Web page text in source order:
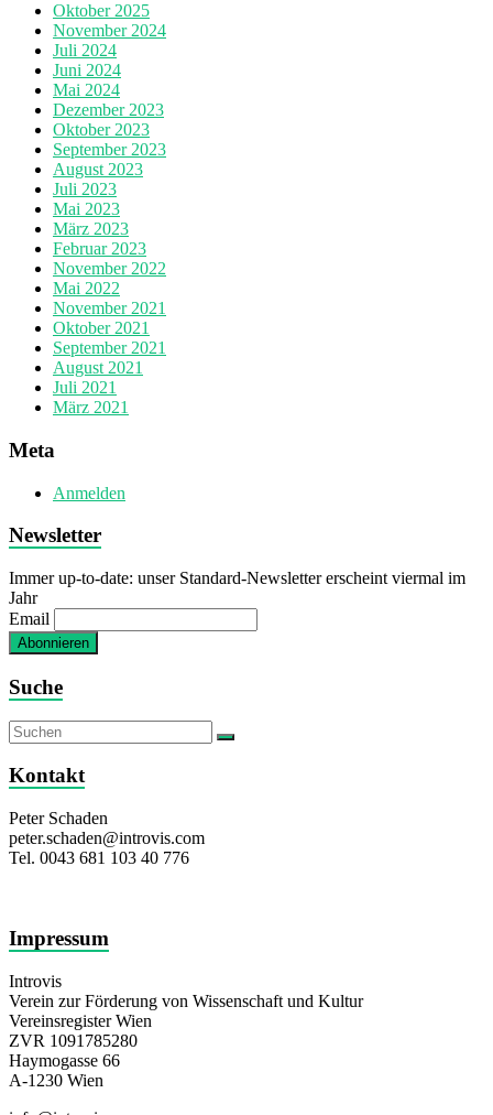
Oktober 2025
November 2024
Juli 2024
Juni 2024
Mai 2024
Dezember 2023
Oktober 2023
September 2023
August 2023
Juli 2023
Mai 2023
März 2023
Februar 2023
November 2022
Mai 2022
November 2021
Oktober 2021
September 2021
August 2021
Juli 2021
März 2021
Meta
Anmelden
Newsletter
Immer up-to-date: unser Standard-Newsletter erscheint viermal im
Jahr
Email
Suche
Kontakt
Peter Schaden
peter.schaden@introvis.com
Tel. 0043 681 103 40 776
Impressum
Introvis
Verein zur Förderung von Wissenschaft und Kultur
Vereinsregister Wien
ZVR 1091785280
Haymogasse 66
A-1230 Wien